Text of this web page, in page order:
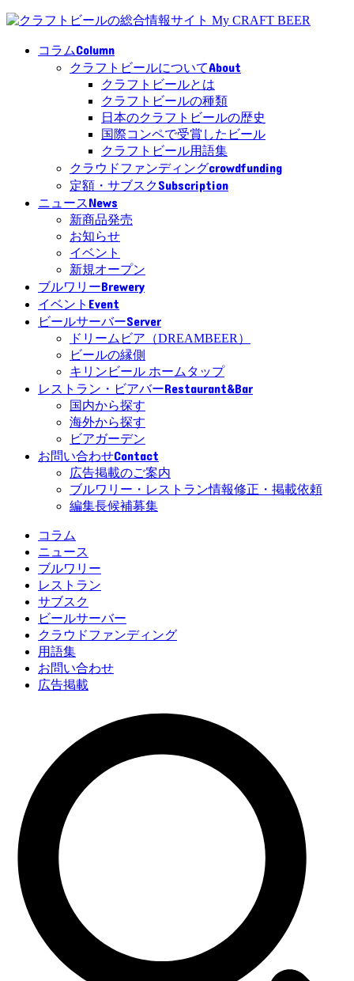
コラムColumn
クラフトビールについてAbout
クラフトビールとは
クラフトビールの種類
日本のクラフトビールの歴史
国際コンペで受賞したビール
クラフトビール用語集
クラウドファンディングcrowdfunding
定額・サブスクSubscription
ニュースNews
新商品発売
お知らせ
イベント
新規オープン
ブルワリーBrewery
イベント Event
ビールサーバーServer
ドリームビア（DREAMBEER）
ビールの縁側
キリンビール ホームタップ
レストラン・ビアバーRestaurant&Bar
国内から探す
海外から探す
ビアガーデン
お問い合わせContact
広告掲載のご案内
ブルワリー・レストラン情報修正・掲載依頼
編集長候補募集
コラム
ニュース
ブルワリー
レストラン
サブスク
ビールサーバー
クラウドファンディング
用語集
お問い合わせ
広告掲載